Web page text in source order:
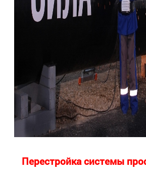
Перестройка системы